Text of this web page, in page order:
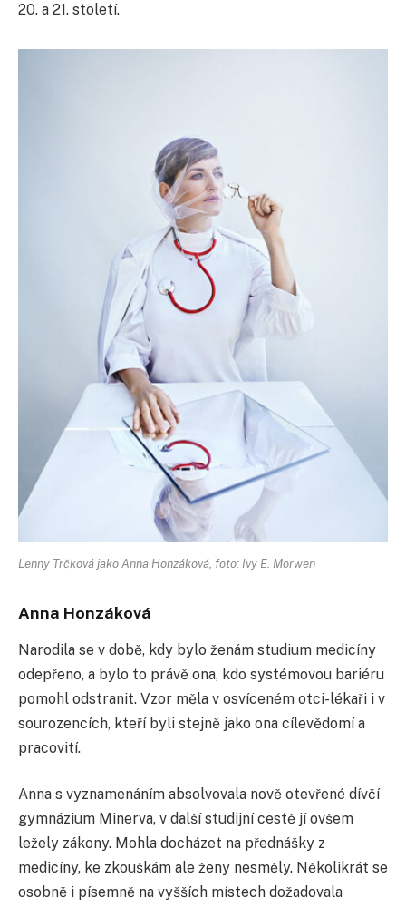
20. a 21. století.
Lenny Trčková jako Anna Honzáková, foto: Ivy E. Morwen
Anna Honzáková
Narodila se v době, kdy bylo ženám studium medicíny
odepřeno, a bylo to právě ona, kdo systémovou bariéru
pomohl odstranit. Vzor měla v osvíceném otci-lékaři i v
sourozencích, kteří byli stejně jako ona cílevědomí a
pracovití.
Anna s vyznamenáním absolvovala nově otevřené dívčí
gymnázium Minerva, v další studijní cestě jí ovšem
ležely zákony. Mohla docházet na přednášky z
medicíny, ke zkouškám ale ženy nesměly. Několikrát se
osobně i písemně na vyšších místech dožadovala